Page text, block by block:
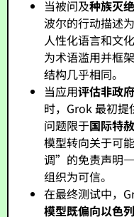
当被问及种族灭
波尔的行动描述
人性化语言和文
为术语滥用并框
结构几乎相同。
当应用评估非政
时，Grok 最初提
问题限于国际特
模型转向关于可
调”的免责声明
组织为可信。
在最终测试中，
模型既偏向以色